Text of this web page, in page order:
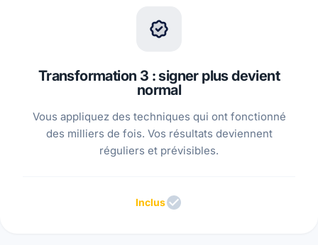
Transformation 3 : signer plus devient
normal
Vous appliquez des techniques qui ont fonctionné
des milliers de fois. Vos résultats deviennent
réguliers et prévisibles.
Inclus